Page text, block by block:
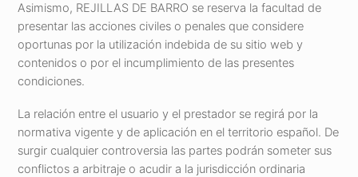
Asimismo, REJILLAS DE BARRO se reserva la facultad de
presentar las acciones civiles o penales que considere
oportunas por la utilización indebida de su sitio web y
contenidos o por el incumplimiento de las presentes
condiciones.
La relación entre el usuario y el prestador se regirá por la
normativa vigente y de aplicación en el territorio español. De
surgir cualquier controversia las partes podrán someter sus
conflictos a arbitraje o acudir a la jurisdicción ordinaria